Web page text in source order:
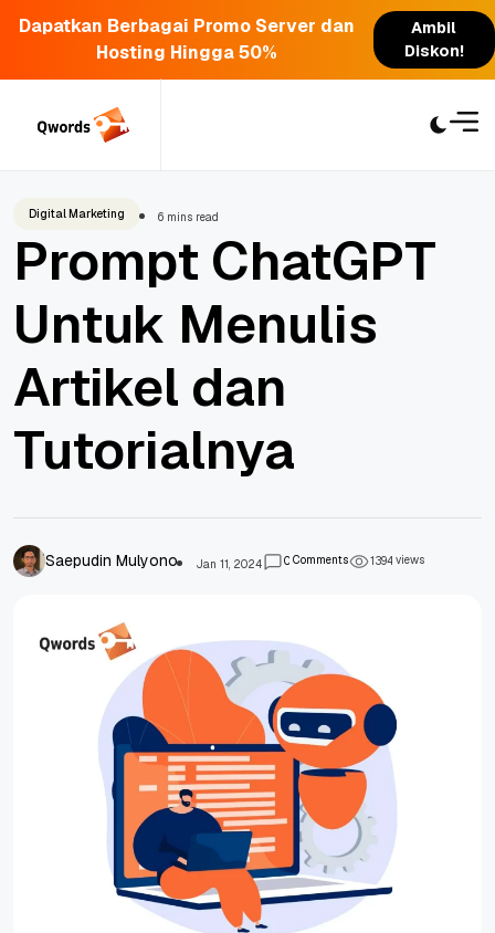
Dapatkan Berbagai Promo Server dan
Hosting Hingga 50%
Ambil
Diskon!
Digital Marketing 6 mins read
Prompt ChatGPT
Untuk Menulis
Artikel dan
Tutorialnya
Saepudin Mulyono Jan 11, 2024 0Comments 1394views